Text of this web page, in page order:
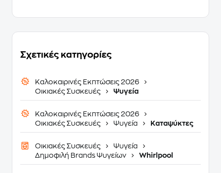
Σχετικές κατηγορίες
Καλοκαιρινές Εκπτώσεις 2026
Οικιακές Συσκευές
Ψυγεία
Καλοκαιρινές Εκπτώσεις 2026
Οικιακές Συσκευές
Ψυγεία Καταψύκτες
Οικιακές Συσκευές
Ψυγεία
Δημοφιλή Brands Ψυγείων
Whirlpool